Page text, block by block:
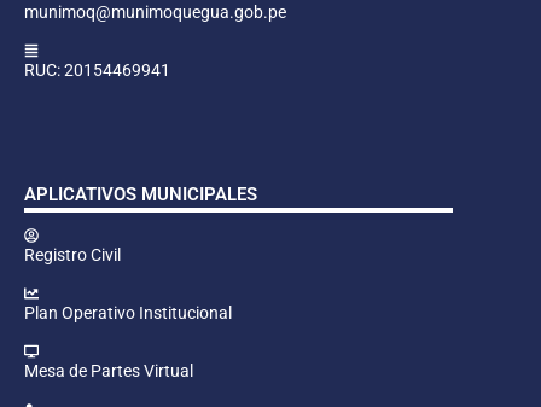
munimoq@munimoquegua.gob.pe
RUC: 20154469941
APLICATIVOS MUNICIPALES
Registro Civil
Plan Operativo Institucional
Mesa de Partes Virtual